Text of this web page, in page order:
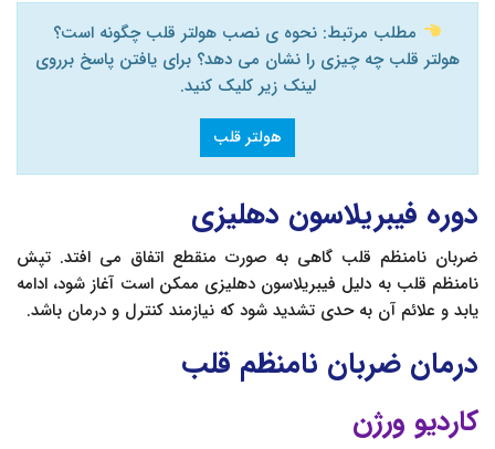
مطلب مرتبط: نحوه ی نصب هولتر قلب چگونه است؟
هولتر قلب چه چیزی را نشان می دهد؟ برای یافتن پاسخ برروی
لینک زیر کلیک کنید.
هولتر قلب
دوره فيبريلاسون‌ دهلیزی
ضربان نامنظم قلب گاهی به صورت منقطع اتفاق می افتد. تپش
نامنظم قلب به دلیل فيبريلاسون‌ دهلیزی ممکن است آغاز شود، ادامه
یابد و علائم آن به حدی تشدید شود که نیازمند کنترل و درمان باشد.
درمان ضربان نامنظم قلب
کاردیو ورژن